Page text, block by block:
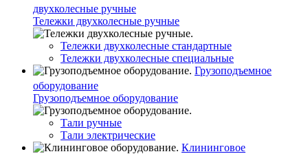
двухколесные ручные
Тележки двухколесные ручные
Тележки двухколесные стандартные
Тележки двухколесные специальные
Грузоподъемное
оборудование
Грузоподъемное оборудование
Тали ручные
Тали электрические
Клининговое